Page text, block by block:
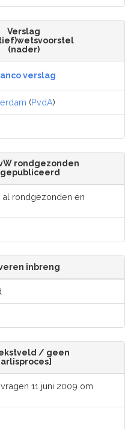
Verslag
(nader)
verslag
(PvdA)
rondgezonden
rondgezonden en
inbreng
/ geen
11 juni 2009 om